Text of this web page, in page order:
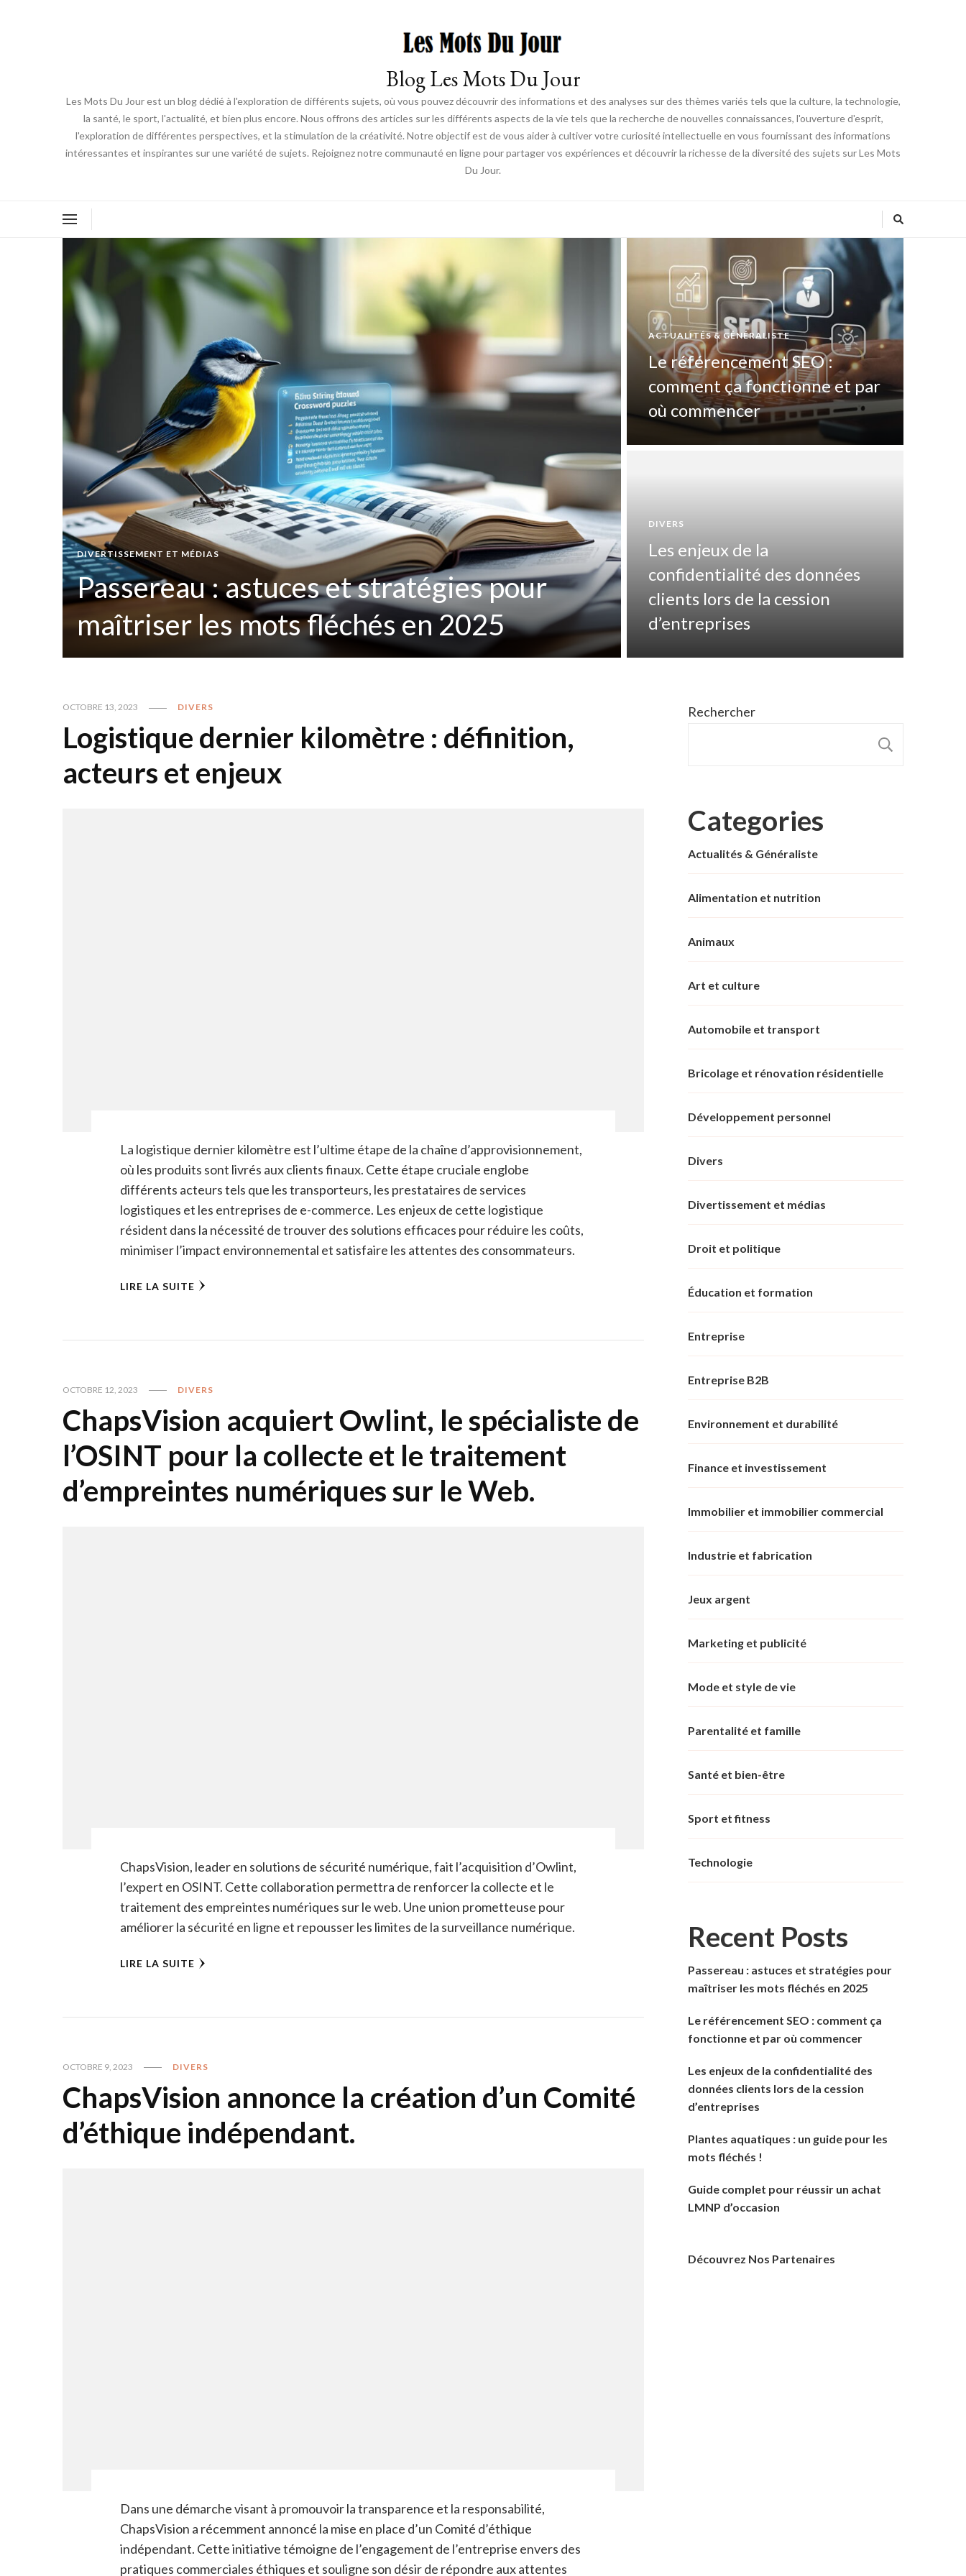
Blog Les Mots Du Jour
Les Mots Du Jour est un blog dédié à l'exploration de différents sujets, où vous pouvez découvrir des informations et des analyses sur des thèmes variés tels que la culture, la technologie,
la santé, le sport, l'actualité, et bien plus encore. Nous offrons des articles sur les différents aspects de la vie tels que la recherche de nouvelles connaissances, l'ouverture d'esprit,
l'exploration de différentes perspectives, et la stimulation de la créativité. Notre objectif est de vous aider à cultiver votre curiosité intellectuelle en vous fournissant des informations
intéressantes et inspirantes sur une variété de sujets. Rejoignez notre communauté en ligne pour partager vos expériences et découvrir la richesse de la diversité des sujets sur Les Mots
Du Jour.
DIVERTISSEMENT ET MÉDIAS
Passereau : astuces et stratégies pour
maîtriser les mots fléchés en 2025
ACTUALITÉS & GÉNÉRALISTE
Le référencement SEO :
comment ça fonctionne et par
où commencer
DIVERS
Les enjeux de la
confidentialité des données
clients lors de la cession
d’entreprises
OCTOBRE 13, 2023 DIVERS
Logistique dernier kilomètre : définition,
acteurs et enjeux
La logistique dernier kilomètre est l’ultime étape de la chaîne d’approvisionnement,
où les produits sont livrés aux clients finaux. Cette étape cruciale englobe
différents acteurs tels que les transporteurs, les prestataires de services
logistiques et les entreprises de e-commerce. Les enjeux de cette logistique
résident dans la nécessité de trouver des solutions efficaces pour réduire les coûts,
minimiser l’impact environnemental et satisfaire les attentes des consommateurs.
LIRE LA SUITE
OCTOBRE 12, 2023 DIVERS
ChapsVision acquiert Owlint, le spécialiste de
l’OSINT pour la collecte et le traitement
d’empreintes numériques sur le Web.
ChapsVision, leader en solutions de sécurité numérique, fait l’acquisition d’Owlint,
l’expert en OSINT. Cette collaboration permettra de renforcer la collecte et le
traitement des empreintes numériques sur le web. Une union prometteuse pour
améliorer la sécurité en ligne et repousser les limites de la surveillance numérique.
LIRE LA SUITE
OCTOBRE 9, 2023 DIVERS
ChapsVision annonce la création d’un Comité
d’éthique indépendant.
Dans une démarche visant à promouvoir la transparence et la responsabilité,
ChapsVision a récemment annoncé la mise en place d’un Comité d’éthique
indépendant. Cette initiative témoigne de l’engagement de l’entreprise envers des
pratiques commerciales éthiques et souligne son désir de répondre aux attentes
Rechercher
Categories
Actualités & Généraliste
Alimentation et nutrition
Animaux
Art et culture
Automobile et transport
Bricolage et rénovation résidentielle
Développement personnel
Divers
Divertissement et médias
Droit et politique
Éducation et formation
Entreprise
Entreprise B2B
Environnement et durabilité
Finance et investissement
Immobilier et immobilier commercial
Industrie et fabrication
Jeux argent
Marketing et publicité
Mode et style de vie
Parentalité et famille
Santé et bien-être
Sport et fitness
Technologie
Recent Posts
Passereau : astuces et stratégies pour
maîtriser les mots fléchés en 2025
Le référencement SEO : comment ça
fonctionne et par où commencer
Les enjeux de la confidentialité des
données clients lors de la cession
d’entreprises
Plantes aquatiques : un guide pour les
mots fléchés !
Guide complet pour réussir un achat
LMNP d’occasion
Découvrez Nos Partenaires